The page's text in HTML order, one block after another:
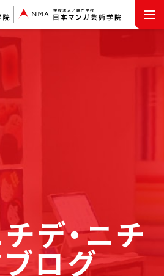
デ・ニチ
ログ